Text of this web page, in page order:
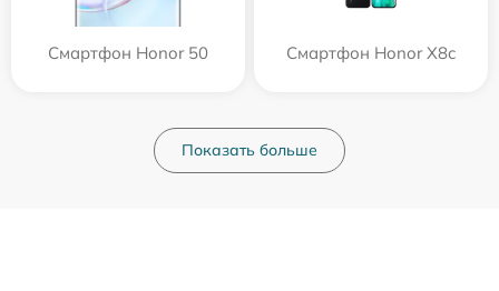
Смартфон Honor 50 Смартфон Honor X8c
Показать больше